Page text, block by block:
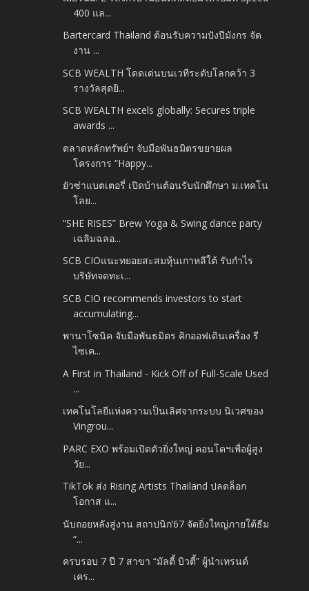
400 แล...
Bartercard Thailand ต้อนรับความปังปีมังกร จัด
งาน ...
SCB WEALTH โดดเด่นบนเวทีระดับโลกคว้า 3
รางวัลสุดยิ...
SCB WEALTH excels globally: Secures triple
awards ...
ตลาดหลักทรัพย์ฯ จับมือพันธมิตรขยายผล
โครงการ “Happy...
ยัวซ่าแบตเตอรี่ เปิดบ้านต้อนรับนักศึกษา ม.เทคโน
โลย...
“SHE RISES” Brew Yoga & Swing dance party
เฉลิมฉลอ...
SCB CIOแนะทยอยสะสมหุ้นเกาหลีใต้ รับกำไร
บริษัทจดทะเ...
SCB CIO recommends investors to start
accumulating...
พานาโซนิค จับมือพันธมิตร คิกออฟเดินเครื่อง รี
ไซเค...
A First in Thailand - Kick Off of Full-Scale Used
...
เทคโนโลยีแห่งความเป็นเลิศจากระบบ นิเวศของ
Vingrou...
PARC EXO พร้อมเปิดตัวยิ่งใหญ่ คอนโดฯเพื่อผู้สูง
วัย...
TikTok ส่ง Rising Artists Thailand ปลดล็อก
โอกาส แ...
นับถอยหลังสู่งาน สถาปนิก’67 จัดยิ่งใหญ่ภายใต้ธีม
“...
ครบรอบ 7 ปี 7 สาขา “มัลตี้ บิวตี้” ผู้นำเทรนด์
เคร...